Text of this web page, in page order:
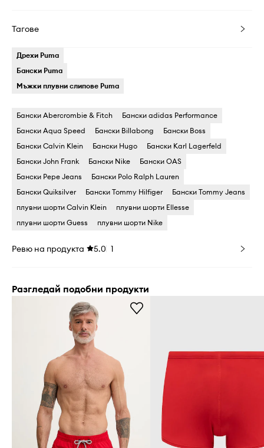
Тагове
Дрехи Puma
Бански Puma
Мъжки плувни слипове Puma
Бански Abercrombie & Fitch
Бански adidas Performance
Бански Aqua Speed
Бански Billabong
Бански Boss
Бански Calvin Klein
Бански Hugo
Бански Karl Lagerfeld
Бански John Frank
Бански Nike
Бански OAS
Бански Pepe Jeans
Бански Polo Ralph Lauren
Бански Quiksilver
Бански Tommy Hilfiger
Бански Tommy Jeans
плувни шорти Calvin Klein
плувни шорти Ellesse
плувни шорти Guess
плувни шорти Nike
Ревю на продукта 5.0 1
Разгледай подобни продукти